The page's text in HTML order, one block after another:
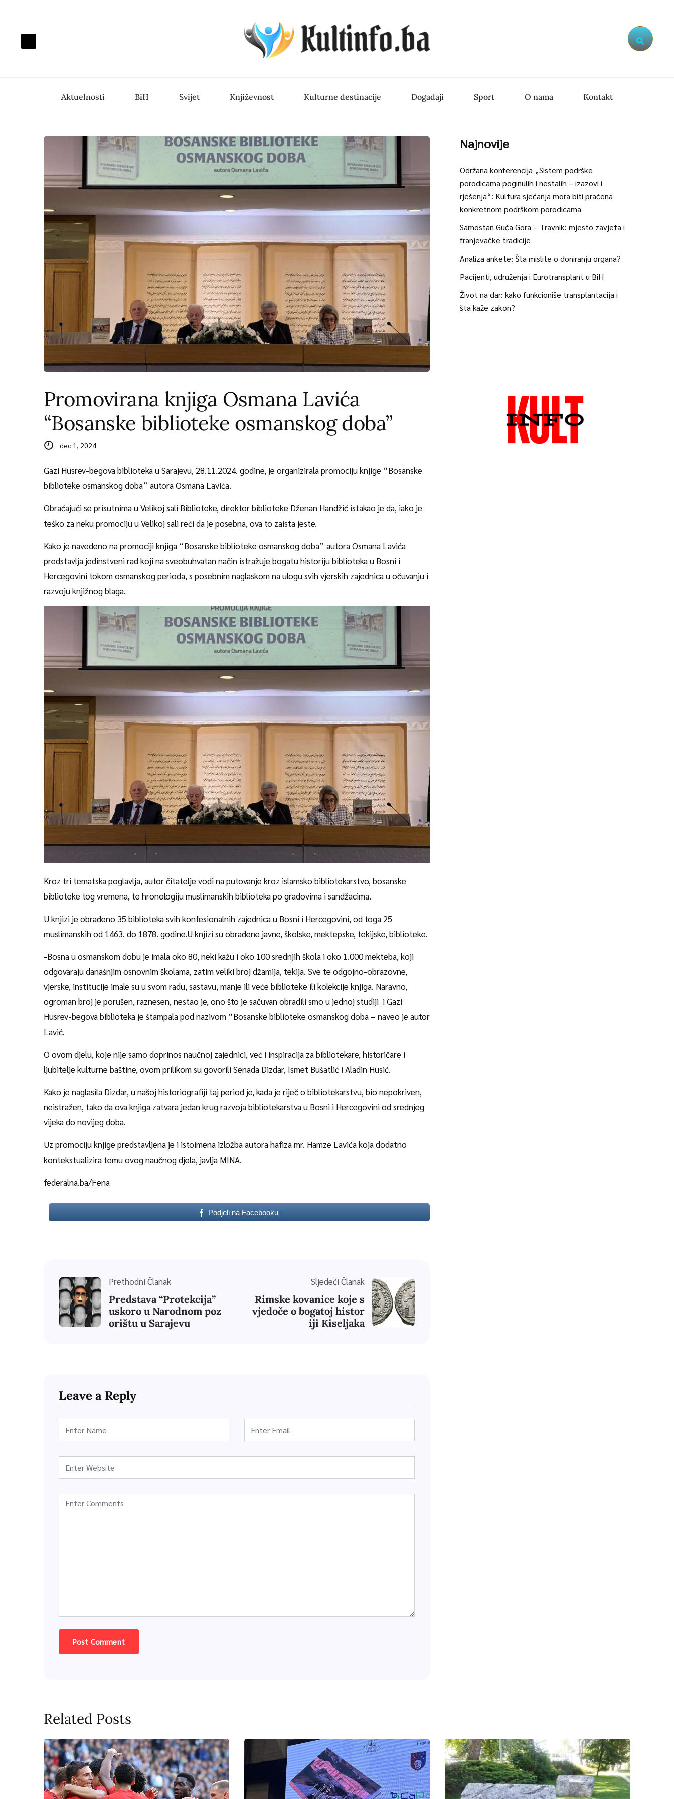
Search
Aktuelnosti BiH Svijet Književnost Kulturne destinacije Događaji Sport O nama Kontakt
Promovirana knjiga Osmana Lavića
“Bosanske biblioteke osmanskog doba”
dec 1, 2024
Gazi Husrev-begova biblioteka u Sarajevu, 28.11.2024. godine, je organizirala promociju knjige “Bosanske
biblioteke osmanskog doba” autora Osmana Lavića.
Obraćajući se prisutnima u Velikoj sali Biblioteke, direktor biblioteke Dženan Handžić istakao je da, iako je
teško za neku promociju u Velikoj sali reći da je posebna, ova to zaista jeste.
Kako je navedeno na promociji knjiga “Bosanske biblioteke osmanskog doba” autora Osmana Lavića
predstavlja jedinstveni rad koji na sveobuhvatan način istražuje bogatu historiju biblioteka u Bosni i
Hercegovini tokom osmanskog perioda, s posebnim naglaskom na ulogu svih vjerskih zajednica u očuvanju i
razvoju knjižnog blaga.
Kroz tri tematska poglavlja, autor čitatelje vodi na putovanje kroz islamsko bibliotekarstvo, bosanske
biblioteke tog vremena, te hronologiju muslimanskih biblioteka po gradovima i sandžacima.
U knjizi je obrađeno 35 biblioteka svih konfesionalnih zajednica u Bosni i Hercegovini, od toga 25
muslimanskih od 1463. do 1878. godine.U knjizi su obrađene javne, školske, mektepske, tekijske, biblioteke.
-Bosna u osmanskom dobu je imala oko 80, neki kažu i oko 100 srednjih škola i oko 1.000 mekteba, koji
odgovaraju današnjim osnovnim školama, zatim veliki broj džamija, tekija. Sve te odgojno-obrazovne,
vjerske, institucije imale su u svom radu, sastavu, manje ili veće biblioteke ili kolekcije knjiga. Naravno,
ogroman broj je porušen, raznesen, nestao je, ono što je sačuvan obradili smo u jednoj studiji i Gazi
Husrev-begova biblioteka je štampala pod nazivom “Bosanske biblioteke osmanskog doba – naveo je autor
Lavić.
O ovom djelu, koje nije samo doprinos naučnoj zajednici, već i inspiracija za bibliotekare, historičare i
ljubitelje kulturne baštine, ovom prilikom su govorili Senada Dizdar, Ismet Bušatlić i Aladin Husić.
Kako je naglasila Dizdar, u našoj historiografiji taj period je, kada je riječ o bibliotekarstvu, bio nepokriven,
neistražen, tako da ova knjiga zatvara jedan krug razvoja bibliotekarstva u Bosni i Hercegovini od srednjeg
vijeka do novijeg doba.
Uz promociju knjige predstavljena je i istoimena izložba autora hafiza mr. Hamze Lavića koja dodatno
kontekstualizira temu ovog naučnog djela, javlja MINA.
federalna.ba/Fena
Podjeli na Facebooku
Prethodni Članak
Predstava “Protekcija”
uskoro u Narodnom poz
orištu u Sarajevu
Sljedeći Članak
Rimske kovanice koje s
vjedoče o bogatoj histor
iji Kiseljaka
Leave a Reply
Najnovije
Održana konferencija „Sistem podrške
porodicama poginulih i nestalih – izazovi i
rješenja“: Kultura sjećanja mora biti praćena
konkretnom podrškom porodicama
Samostan Guča Gora – Travnik: mjesto zavjeta i
franjevačke tradicije
Analiza ankete: Šta mislite o doniranju organa?
Pacijenti, udruženja i Eurotransplant u BiH
Život na dar: kako funkcioniše transplantacija i
šta kaže zakon?
Related Posts